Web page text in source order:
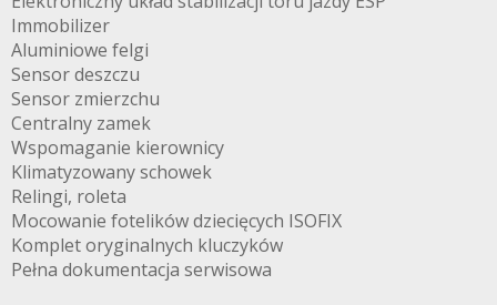
Immobilizer
Aluminiowe felgi
Sensor deszczu
Sensor zmierzchu
Centralny zamek
Wspomaganie kierownicy
Klimatyzowany schowek
Relingi, roleta
Mocowanie fotelików dziecięcych ISOFIX
Komplet oryginalnych kluczyków
Pełna dokumentacja serwisowa